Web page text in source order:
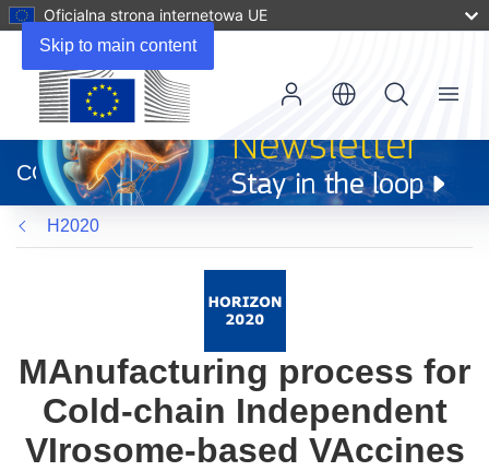
Skip to main content
Oficjalna strona internetowa UE
otworzy
się
w
nowym
oknie)
CORDIS
Menu
H2020
MAnufacturing process for
Cold-chain Independent
VIrosome-based VAccines